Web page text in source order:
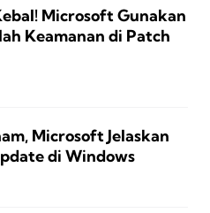
Microsoft Gunakan
Keamanan di Patch
Microsoft Jelaskan
di Windows